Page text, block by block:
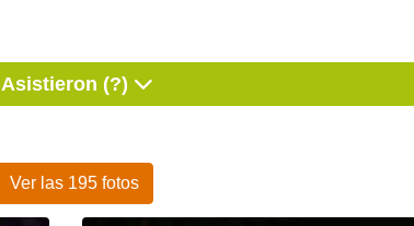
Asistieron (?)
Ver las 195 fotos